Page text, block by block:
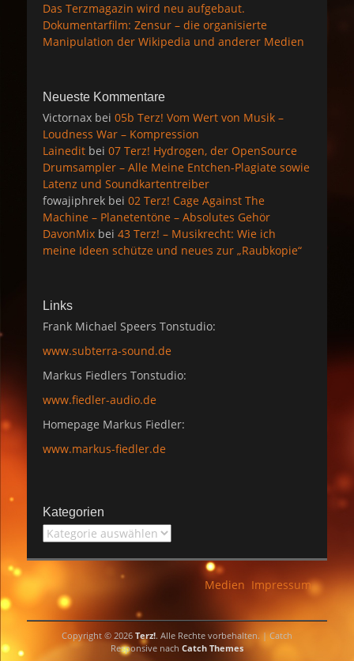
Das Terzmagazin wird neu aufgebaut.
Dokumentarfilm: Zensur – die organisierte
Manipulation der Wikipedia und anderer Medien
Neueste Kommentare
Victornax bei 05b Terz! Vom Wert von Musik –
Loudness War – Kompression
Lainedit bei 07 Terz! Hydrogen, der OpenSource
Drumsampler – Alle Meine Entchen-Plagiate sowie
Latenz und Soundkartentreiber
fowajiphrek bei 02 Terz! Cage Against The
Machine – Planetentöne – Absolutes Gehör
DavonMix bei 43 Terz! – Musikrecht: Wie ich
meine Ideen schütze und neues zur „Raubkopie“
Links
Frank Michael Speers Tonstudio:
www.subterra-sound.de
Markus Fiedlers Tonstudio:
www.fiedler-audio.de
Homepage Markus Fiedler:
www.markus-fiedler.de
Kategorien
Kategorien
Medien Impressum
Copyright © 2026 Terz!. Alle Rechte vorbehalten. | Catch
Responsive nach Catch Themes